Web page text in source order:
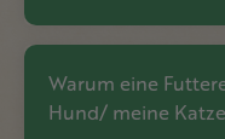
Warum eine
Hund/ meine